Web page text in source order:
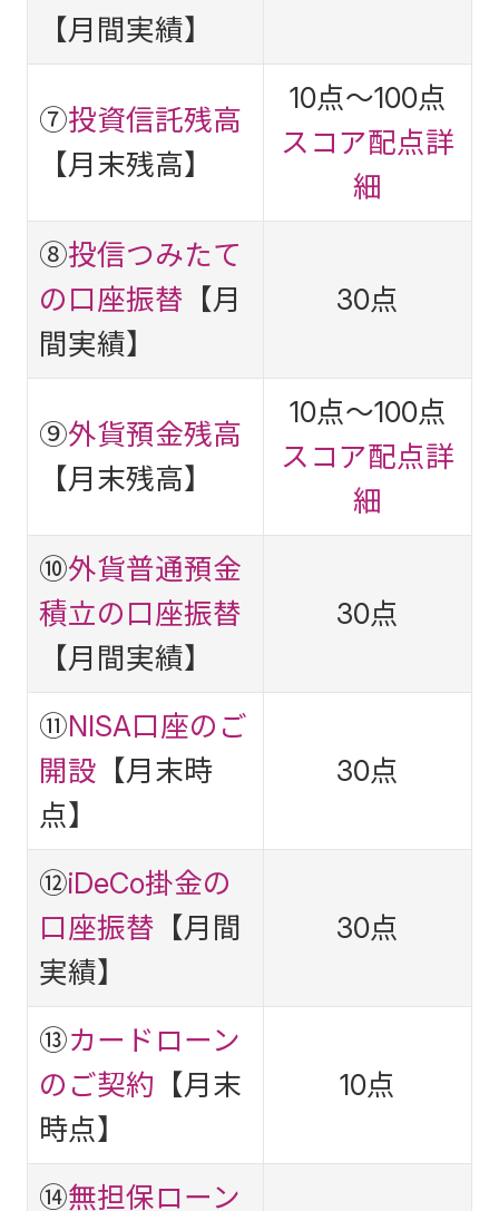
【月間実績】
⑦投資信託残高
【月末残高】
10点～100点
スコア配点詳
細
⑧投信つみたて
の口座振替 【月
間実績】
30点
⑨外貨預金残高
【月末残高】
10点～100点
スコア配点詳
細
⑩外貨普通預金
積立の口座振替
【月間実績】
30点
⑪NISA口座のご
開設 【月末時
点】
30点
⑫iDeCo掛金の
口座振替 【月間
実績】
30点
⑬カードローン
のご契約 【月末
時点】
10点
⑭無担保ローン